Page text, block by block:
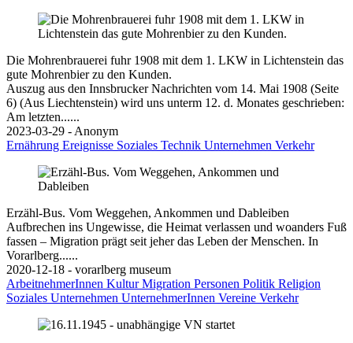
Die Mohrenbrauerei fuhr 1908 mit dem 1. LKW in Lichtenstein das
gute Mohrenbier zu den Kunden.
Auszug aus den Innsbrucker Nachrichten vom 14. Mai 1908 (Seite
6) (Aus Liechtenstein) wird uns unterm 12. d. Monates geschrieben:
Am letzten......
2023-03-29 - Anonym
Ernährung Ereignisse Soziales Technik Unternehmen Verkehr
Erzähl-Bus. Vom Weggehen, Ankommen und Dableiben
Aufbrechen ins Ungewisse, die Heimat verlassen und woanders Fuß
fassen – Migration prägt seit jeher das Leben der Menschen. In
Vorarlberg......
2020-12-18 - vorarlberg museum
ArbeitnehmerInnen KulturMigration Personen Politik Religion
Soziales Unternehmen UnternehmerInnen Vereine Verkehr